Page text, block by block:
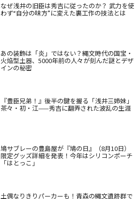
なぜ浅井の旧臣は秀吉に従ったのか？ 武力を使
わず“自分の味方”に変えた裏工作の技法とは
あの装飾は「炎」ではない？縄文時代の国宝・
火焔型土器、5000年前の人々が刻んだ謎とデザ
インの秘密
『豊臣兄弟！』後半の鍵を握る「浅井三姉妹」
茶々・初・江——秀吉に翻弄された波乱の生涯
鳩サブレーの豊島屋が『鳩の日』（8月10日）
限定グッズ詳細を発表！今年はシリコンポーチ
「はとっこ」
土偶なりきりパーカーも！青森の縄文遺跡群で